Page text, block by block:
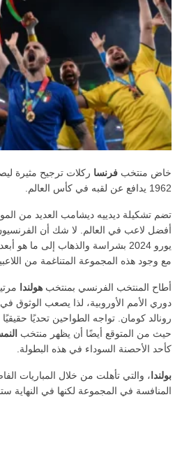
خاض منتخب فرنسا ركلات ترجيح مثيرة
1962 يدافع عن لقبه في كأس العالم.
تضم تشكيلة ديدييه ديشامب العديد من
أفضل لاعب في العالم. لا شك أن
يورو 2024 بشراسة والذهاب إلى ما
مع وجود هذه المجموعة المتناغمة من
أطاح المنتخب الفرنسي بمنتخب هولندا
دوري الأمم الأوروبية، لذا يصعب الوثوق في
رونالد كومان. تواجه الطواحين تحديًا
حيث من المتوقع أيضًا أن يظهر منتخب
كأحد الأحصنة السوداء في هذه البطولة.
بولندا ، والتي تأهلت من خلال المباريات
المنافسة في المجموعة لكنها في النهاية